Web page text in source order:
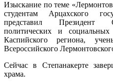
Изыскание по теме
студентам Арцахского
представил Президент
политических и социальных
Каспийского региона,
Всероссийского
Сейчас в Степанакерте
храма.